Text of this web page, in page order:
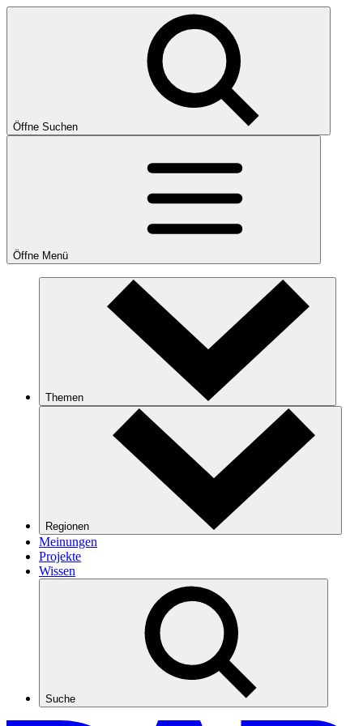
Öffne Suchen
Öffne Menü
Themen
Regionen
Meinungen
Projekte
Wissen
Suche